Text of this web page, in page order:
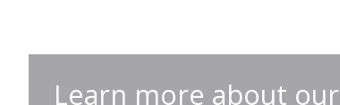
Learn more about our